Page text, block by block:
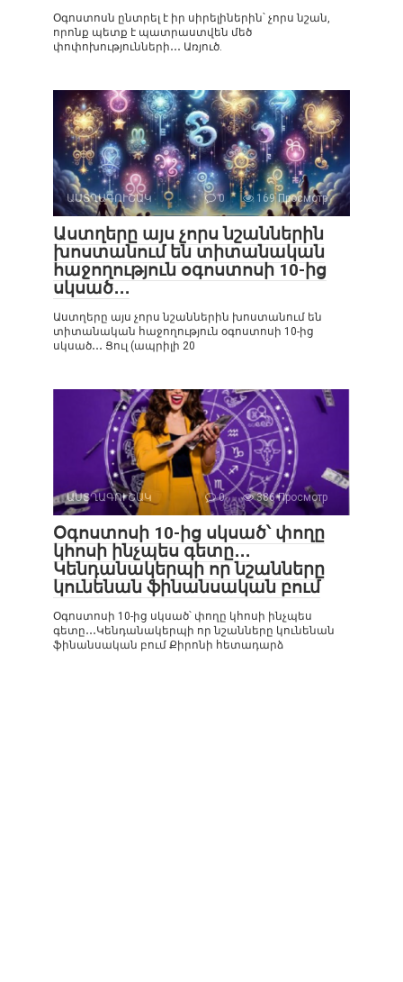
Օգոստոսն ընտրել է իր սիրելիներին՝ չորս նշան,
որոնք պետք է պատրաստվեն մեծ
փոփոխությունների․․․ Առյուծ.
ԱՍՏՂԱԳՈՒՇԱԿ 0 169 Просмотр
Աստղերը այս չորս նշաններին
խոստանում են տիտանական
հաջողություն օգոստոսի 10-ից
սկսած․․․
Աստղերը այս չորս նշաններին խոստանում են
տիտանական հաջողություն օգոստոսի 10-ից
սկսած․․․ Ցուլ (ապրիլի 20
ԱՍՏՂԱԳՈՒՇԱԿ 0 386 Просмотр
Օգոստոսի 10-ից սկսած՝ փողը
կհոսի ինչպես գետը․․․
Կենդանակերպի որ նշանները
կունենան ֆինանսական բում
Օգոստոսի 10-ից սկսած՝ փողը կհոսի ինչպես
գետը․․․Կենդանակերպի որ նշանները կունենան
ֆինանսական բում Քիրոնի հետադարձ